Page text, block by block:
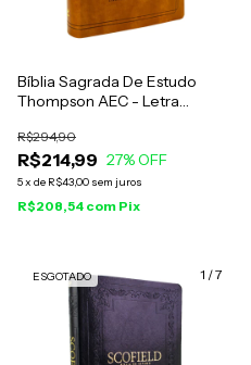
Bíblia Sagrada De Estudo
Thompson AEC - Letra
e Escuro
R$214,99
R$294,90
27% OFF
5x de R$43,00 sem juros
R$208,54 com Pix
1 /7
ESGOTADO